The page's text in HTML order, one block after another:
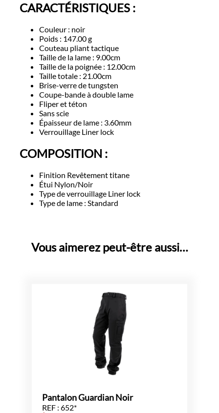
CARACTÉRISTIQUES :
Couleur : noir
Poids : 147.00 g
Couteau pliant tactique
Taille de la lame : 9.00cm
Taille de la poignée : 12.00cm
Taille totale : 21.00cm
Brise-verre de tungsten
Coupe-bande à double lame
Fliper et téton
Sans scie
Épaisseur de lame : 3.60mm
Verrouillage Liner lock
COMPOSITION :
Finition Revêtement titane
Étui Nylon/Noir
Type de verrouillage Liner lock
Type de lame : Standard
Vous aimerez peut-être aussi…
Pantalon Guardian Noir
REF : 652*